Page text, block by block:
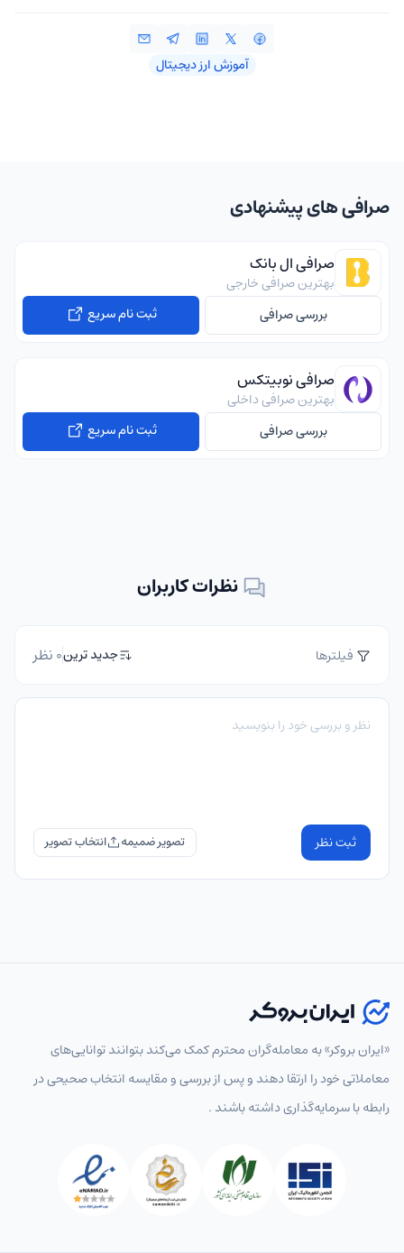
آموزش ارز دیجیتال
صرافی های پیشنهادی
صرافی ال بانک
بهترین صرافی خارجی
بررسی صرافی
ثبت نام سریع
صرافی نوبیتکس
بهترین صرافی داخلی
بررسی صرافی
ثبت نام سریع
نظرات کاربران
فیلترها جدید ترین0 نظر
ثبت نظر تصویر ضمیمه
«ایران بروکر» به معامله‌گران محترم کمک می‌کند بتوانند توانایی‌های
معاملاتی خود را ارتقا دهند و پس از بررسی و مقایسه انتخاب‌ صحیحی در
رابطه با سرمایه‌گذاری داشته باشند .